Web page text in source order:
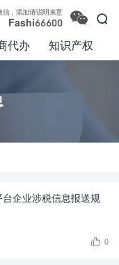

信，添加请说明来意
Fashi66600 
代办 知识产权
台企业涉税信息报送规
 0